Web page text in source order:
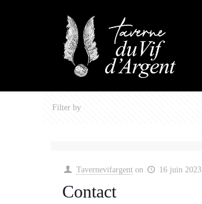
Filter by
Tavernevifargent on 16 juin 2023
Contact